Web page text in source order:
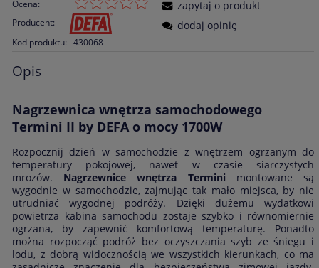
Ocena:
Producent:
Kod produktu: 430068
zapytaj o produkt
dodaj opinię
Opis
Nagrzewnica wnętrza samochodowego
Termini II by DEFA o mocy 1700W
Rozpocznij dzień w samochodzie z wnętrzem ogrzanym do
temperatury pokojowej, nawet w czasie siarczystych
mrozów. Nagrzewnice wnętrza Termini montowane są
wygodnie w samochodzie, zajmując tak mało miejsca, by nie
utrudniać wygodnej podróży. Dzięki dużemu wydatkowi
powietrza kabina samochodu zostaje szybko i równomiernie
ogrzana, by zapewnić komfortową temperaturę. Ponadto
można rozpocząć podróż bez oczyszczania szyb ze śniegu i
lodu, z dobrą widocznością we wszystkich kierunkach, co ma